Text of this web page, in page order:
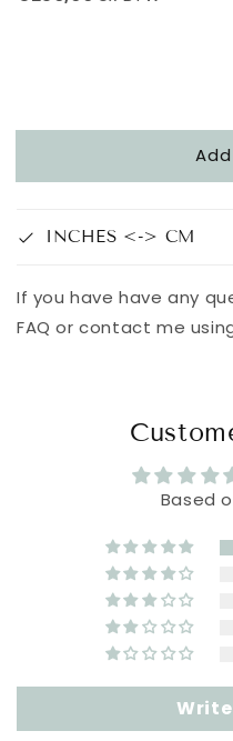
INCHES <-> CM
If you have have any
FAQ or contact me
Based